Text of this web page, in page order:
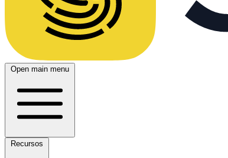
Open main menu